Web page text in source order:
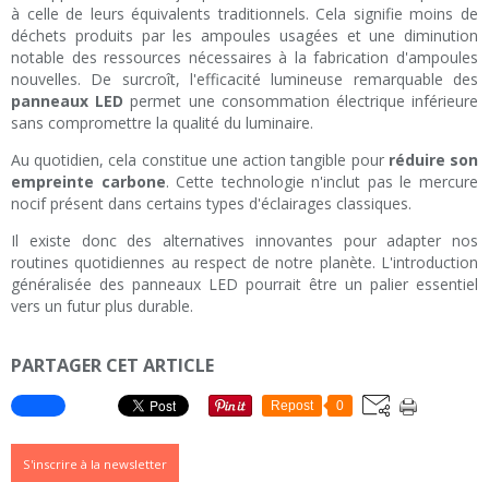
à celle de leurs équivalents traditionnels. Cela signifie moins de
déchets produits par les ampoules usagées et une diminution
notable des ressources nécessaires à la fabrication d'ampoules
nouvelles. De surcroît, l'efficacité lumineuse remarquable des
panneaux LED permet une consommation électrique inférieure
sans compromettre la qualité du luminaire.
Au quotidien, cela constitue une action tangible pour réduire son
empreinte carbone. Cette technologie n'inclut pas le mercure
nocif présent dans certains types d'éclairages classiques.
Il existe donc des alternatives innovantes pour adapter nos
routines quotidiennes au respect de notre planète. L'introduction
généralisée des panneaux LED pourrait être un palier essentiel
vers un futur plus durable.
PARTAGER CET ARTICLE
Repost 0
S'inscrire à la newsletter